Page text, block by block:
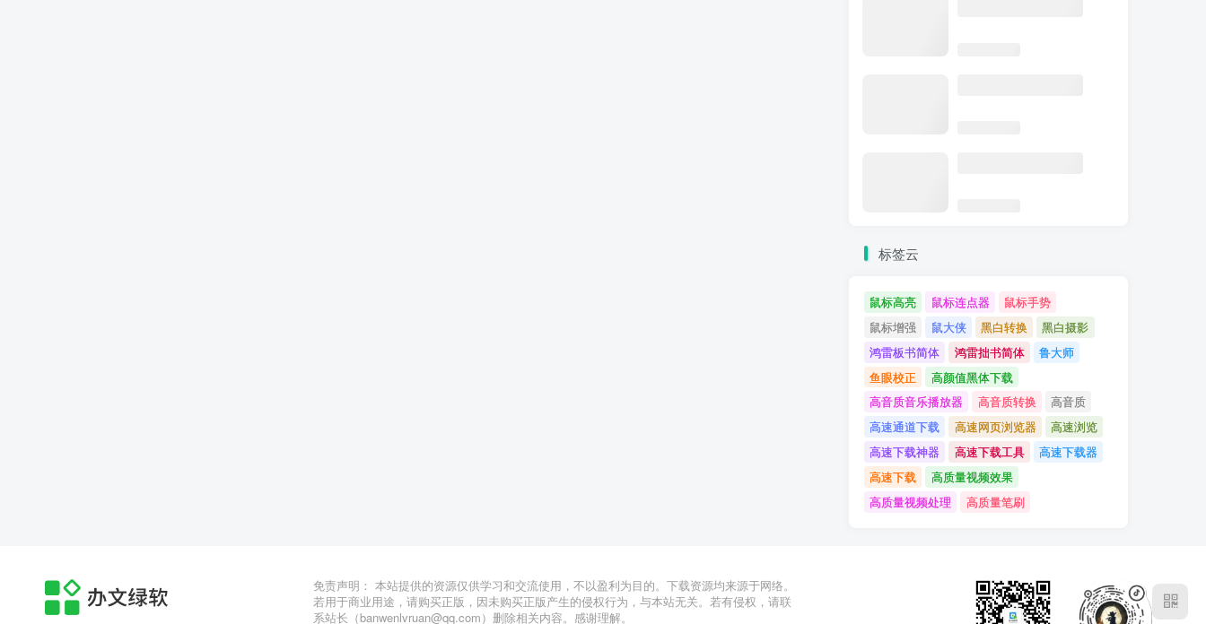
标签云
鼠标高亮 鼠标连点器
鼠标手势
鼠标增强
鼠大侠 黑白转换
黑白摄影
鸿雷板书简体
鸿雷拙书简体
鲁大师
鱼眼校正
高颜值黑体下载
高音质音乐播放器
高音质转换
高音质
高速通道下载
高速网页浏览器
高速浏览
高速下载神器
高速下载工具
高速下载器
高速下载
高质量视频效果
高质量视频处理
高质量笔刷
免责声明： 本站提供的资源仅供学习和交流使用，不以盈利为目的。下载资源均来源于网络。
若用于商业用途，请购买正版，因未购买正版产生的侵权行为，与本站无关。若有侵权，请联
系站长（banwenlvruan@qq.com）删除相关内容。感谢理解。